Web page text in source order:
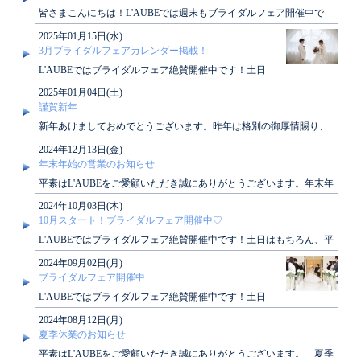
皆さまこんにちは！L'AUBEでは週末もブライダルフェア開催中で
す！来週の土日もご案内可能でございますぜ..
2025年01月15日(水)
3月ブライダルフェアカレンダー掲載！
L'AUBEではブライダルフェア絶賛開催中です！土日
はもちろん、平日も開催しております！ぜひご見学に
お越..
2025年01月04日(土)
謹賀新年
新年あけましておめでとうございます。昨年は格別の御厚情賜り、
深く感謝申し上げます。本年も皆さまに素敵なひ..
2024年12月13日(金)
年末年始の営業のお知らせ
平素はL'AUBEをご愛顧いただき誠にありがとうございます。年末年
始休業期間につきまして、下記の通りご案..
2024年10月03日(木)
10月スタート！ブライダルフェア開催中♡
L'AUBEではブライダルフェア絶賛開催中です！土日はもちろん、平
日も開催しております！ぜひご見学にお越..
2024年09月02日(月)
ブライダルフェア開催中
L'AUBEではブライダルフェア絶賛開催中です！土日
はもちろん、平日も開催しております！ぜひご見学に
お越..
2024年08月12日(月)
夏季休業のお知らせ
平素はL'AUBEをご愛顧いただき誠にありがとうございます。 夏季